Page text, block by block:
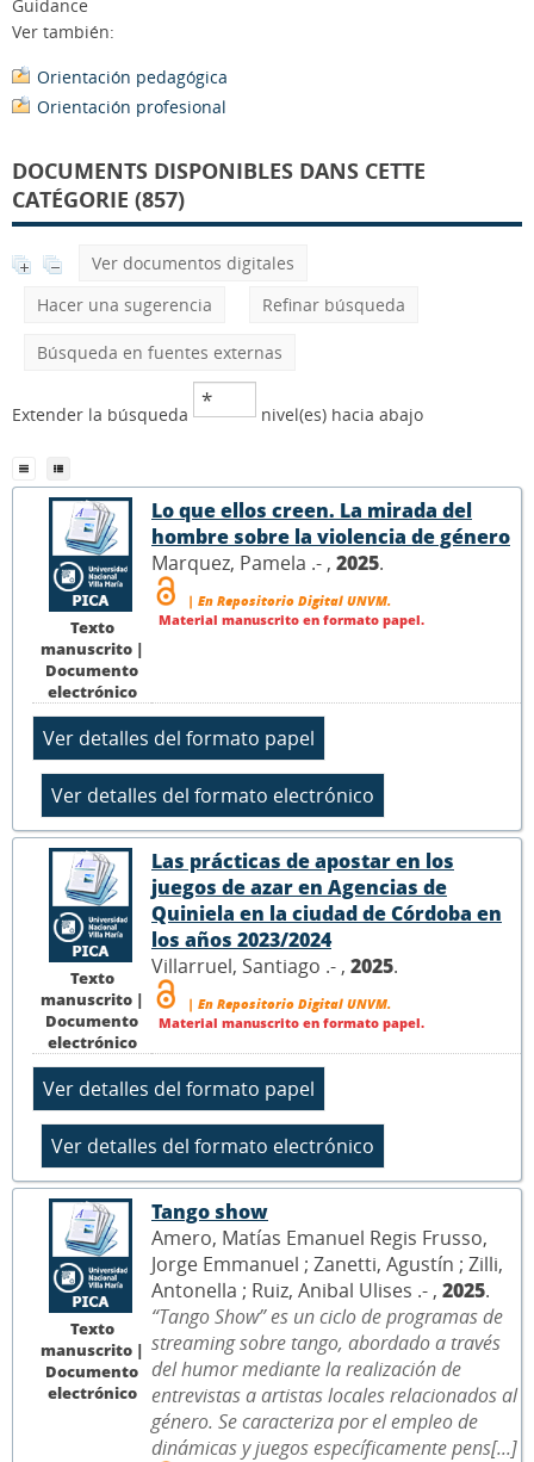
Guidance
Ver también:
Orientación pedagógica
Orientación profesional
DOCUMENTS DISPONIBLES DANS CETTE
CATÉGORIE (857)
Ver documentos digitales
Hacer una sugerencia
Refinar búsqueda
Búsqueda en fuentes externas
Extender la búsqueda nivel(es) hacia abajo
Texto
manuscrito |
Documento
electrónico
Lo que ellos creen. La mirada del
hombre sobre la violencia de género
Marquez, Pamela .- , 2025.
| En Repositorio Digital UNVM.
Material manuscrito en formato papel.
Texto
manuscrito |
Documento
electrónico
Las prácticas de apostar en los
juegos de azar en Agencias de
Quiniela en la ciudad de Córdoba en
los años 2023/2024
Villarruel, Santiago .- , 2025.
| En Repositorio Digital UNVM.
Material manuscrito en formato papel.
Texto
manuscrito |
Documento
electrónico
Tango show
Amero, Matías Emanuel Regis Frusso,
Jorge Emmanuel ; Zanetti, Agustín ; Zilli,
Antonella ; Ruiz, Anibal Ulises .- , 2025.
“Tango Show” es un ciclo de programas de
streaming sobre tango, abordado a través
del humor mediante la realización de
entrevistas a artistas locales relacionados al
género. Se caracteriza por el empleo de
dinámicas y juegos específicamente pens[...]